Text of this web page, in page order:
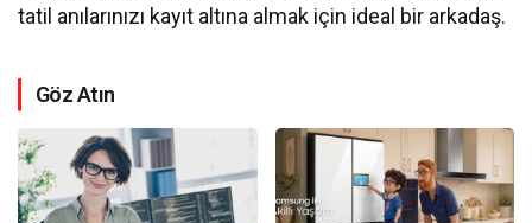
tatil anılarınızı kayıt altına almak için ideal bir arkadaş.
Göz Atın